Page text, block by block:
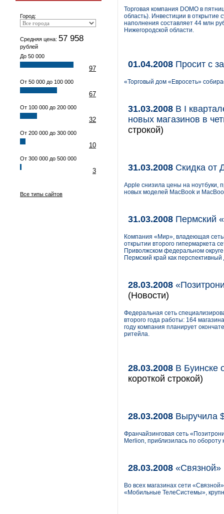
Город:
Средняя цена: 57 958
рублей
До 50 000
97
От 50 000 до 100 000
67
От 100 000 до 200 000
32
От 200 000 до 300 000
10
От 300 000 до 500 000
3
Все типы сайтов
Торговая компания DOMO в
область). Инвестиции в открытие
наполнения составляет 44 млн
Нижегородской области.
01.04.2008 Просит с
«Торговый дом «Евросеть»
31.03.2008 В I
новых магазинов в
строкой)
31.03.2008 Скидка от
Apple снизила цены на ноутбуки,
новых моделей MacBook и
31.03.2008 Пермский
Компания «Мир», владеющая
открытии второго гипермаркета
Приволжском федеральном
Пермский край как
28.03.2008
(Новости)
Федеральная сеть
второго года работы: 164
году компания планирует
ритейла.
28.03.2008 В Буинске
короткой строкой)
28.03.2008 Выручила
Франчайзинговая сеть
Merlion, приблизилась по
28.03.2008 «Связной»
Во всех магазинах сети
«Мобильные ТелеСистемы»,